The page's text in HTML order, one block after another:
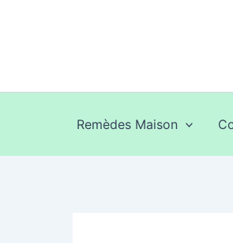
Remèdes Maison